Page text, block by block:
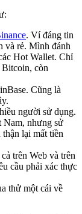
. Ví đáng tin
và rẻ. Mình đánh
Hot Wallet. Chỉ
Bitcoin, còn
Cũng là
người sử dụng.
Nam, nhưng sử
lại mất tiền
trên Web và trên
cầu phải xác thực
thử một cái về